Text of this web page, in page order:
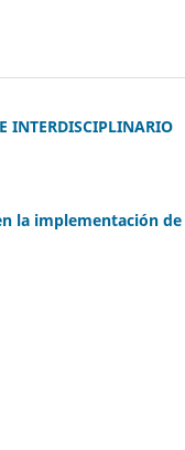
INTERDISCIPLINARIO
la implementación de